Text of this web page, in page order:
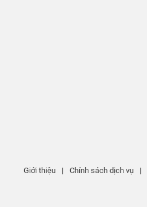
Giới thiệu | Chính sách dịch vụ |